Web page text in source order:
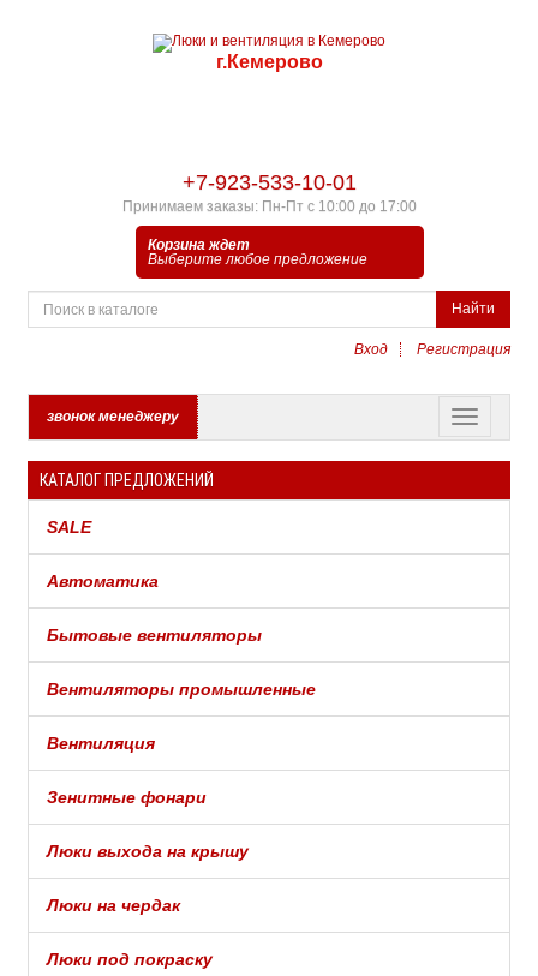
г.Кемерово
+7-923-533-10-01
Принимаем заказы: Пн-Пт с 10:00 до 17:00
Корзина ждет
Выберите любое предложение
Найти
Вход Регистрация
звонок менеджеру
КАТАЛОГ ПРЕДЛОЖЕНИЙ
SALE
Автоматика
Бытовые вентиляторы
Вентиляторы промышленные
Вентиляция
Зенитные фонари
Люки выхода на крышу
Люки на чердак
Люки под покраску